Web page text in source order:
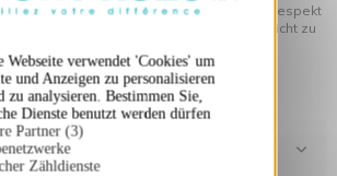
Webseite verwendet 'Cookies' um
und Anzeigen zu personalisieren
zu analysieren. Bestimmen Sie,
Dienste benutzt werden dürfen
Partner (3)
Zähldienste
besteht aus Bio-Baumwolle, die mit Respekt
Umwelt gegenüber hergestellt wurde... nicht zu
Motive, die Ihrer Kleidung noch mehr
unsere Philosophie